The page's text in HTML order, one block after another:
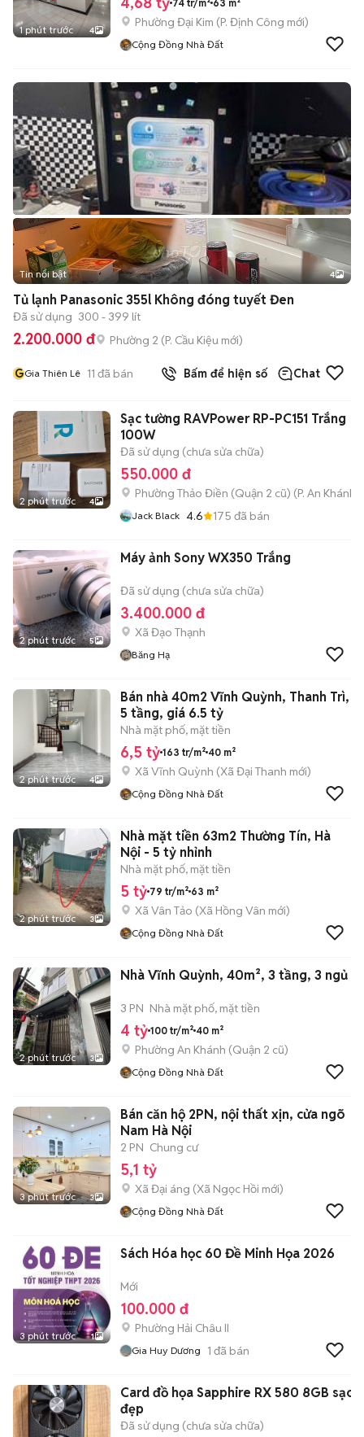
1 phút trước 4
74 tr/m² 63 m²
Phường Đại Kim (P. Định Công mới)
Cộng Đồng Nhà Đất
Tin nổi bật 4
Tủ lạnh Panasonic 355l Không đóng tuyết Đen
Đã sử dụng 300 - 399 lít
2.200.000 đ Phường 2 (P. Cầu Kiệu mới)
GGia Thiên Lê 11 đã bán Bấm để hiện số Chat
2 phút trước 4
Sạc tường RAVPower RP-PC151 Trắng
100W
Đã sử dụng (chưa sửa chữa)
550.000 đ
Phường Thảo Điền (Quận 2 cũ) (P. An Khánh
Jack Black 4.6 175 đã bán
2 phút trước 5
Máy ảnh Sony WX350 Trắng
Đã sử dụng (chưa sửa chữa)
3.400.000 đ
Xã Đạo Thạnh
Băng Hạ
2 phút trước 4
Bán nhà 40m2 Vĩnh Quỳnh, Thanh Trì,
5 tầng, giá 6.5 tỷ
Nhà mặt phố, mặt tiền
6,5 tỷ 163 tr/m² 40 m²
Xã Vĩnh Quỳnh (Xã Đại Thanh mới)
Cộng Đồng Nhà Đất
2 phút trước 3
Nhà mặt tiền 63m2 Thường Tín, Hà
Nội - 5 tỷ nhỉnh
Nhà mặt phố, mặt tiền
5 tỷ 79 tr/m² 63 m²
Xã Vân Tảo (Xã Hồng Vân mới)
Cộng Đồng Nhà Đất
2 phút trước 3
Nhà Vĩnh Quỳnh, 40m², 3 tầng, 3 ngủ
3 PN Nhà mặt phố, mặt tiền
4 tỷ 100 tr/m² 40 m²
Phường An Khánh (Quận 2 cũ)
Cộng Đồng Nhà Đất
3 phút trước 3
Bán căn hộ 2PN, nội thất xịn, cửa ngõ
Nam Hà Nội
2 PN Chung cư
5,1 tỷ
Xã Đại áng (Xã Ngọc Hồi mới)
Cộng Đồng Nhà Đất
3 phút trước 1
Sách Hóa học 60 Đề Minh Họa 2026
Mới
100.000 đ
Phường Hải Châu II
Gia Huy Dương 1 đã bán
Card đồ họa Sapphire RX 580 8GB sạch
đẹp
Đã sử dụng (chưa sửa chữa)